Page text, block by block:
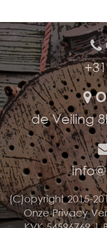
de Veiling
(C)opyright 2015-
Onze Privacy